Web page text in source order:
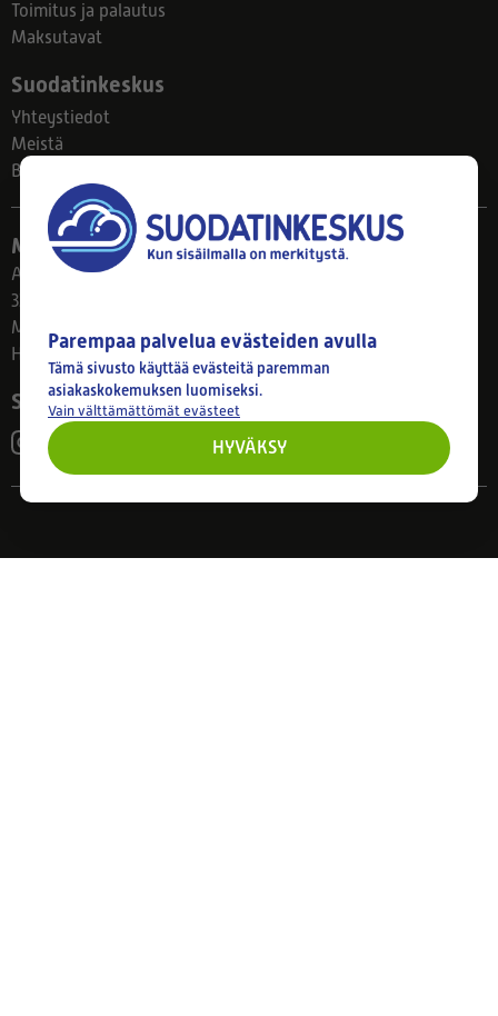
Toimitus ja palautus
Maksutavat
Suodatinkeskus
Yhteystiedot
Meistä
Blogi
Myymälä
Ahlmanintie 61
33800 Tampere
Ma–Pe 8–17
Huom! Myymälän poikkeusaukiolot: 27.7.-21.8. klo 8-16
Seuraa meitä
Parempaa palvelua evästeiden avulla
Tämä sivusto käyttää evästeitä paremman
asiakaskokemuksen luomiseksi.
Vain välttämättömät evästeet
HYVÄKSY